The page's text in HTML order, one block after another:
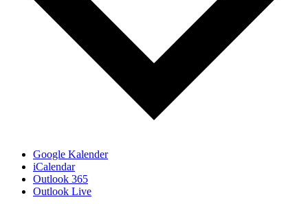
Google Kalender
iCalendar
Outlook 365
Outlook Live